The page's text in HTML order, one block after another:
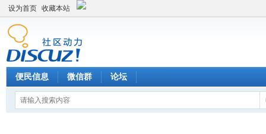
设为首页 收藏本站
便民信息 微信群 论坛